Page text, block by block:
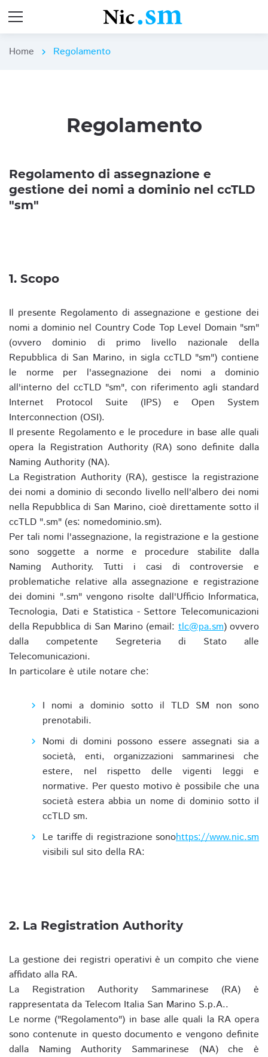
Home chevron_right Regolamento
Regolamento
Regolamento di assegnazione e
gestione dei nomi a dominio nel ccTLD
"sm"
1. Scopo
Il presente Regolamento di assegnazione e gestione dei
nomi a dominio nel Country Code Top Level Domain "sm"
(ovvero dominio di primo livello nazionale della
Repubblica di San Marino, in sigla ccTLD "sm") contiene
le norme per l'assegnazione dei nomi a dominio
all'interno del ccTLD "sm", con riferimento agli standard
Internet Protocol Suite (IPS) e Open System
Interconnection (OSI).
Il presente Regolamento e le procedure in base alle quali
opera la Registration Authority (RA) sono definite dalla
Naming Authority (NA).
La Registration Authority (RA), gestisce la registrazione
dei nomi a dominio di secondo livello nell'albero dei nomi
nella Repubblica di San Marino, cioè direttamente sotto il
ccTLD ".sm" (es: nomedominio.sm).
Per tali nomi l'assegnazione, la registrazione e la gestione
sono soggette a norme e procedure stabilite dalla
Naming Authority. Tutti i casi di controversie e
problematiche relative alla assegnazione e registrazione
dei domini ".sm" vengono risolte dall'Ufficio Informatica,
Tecnologia, Dati e Statistica - Settore Telecomunicazioni
della Repubblica di San Marino (email:tlc@pa.sm) ovvero
dalla competente Segreteria di Stato alle
Telecomunicazioni.
In particolare è utile notare che:
I nomi a dominio sotto il TLD SM non sono
prenotabili.
Nomi di domini possono essere assegnati sia a
società, enti, organizzazioni sammarinesi che
estere, nel rispetto delle vigenti leggi e
normative. Per questo motivo è possibile che una
società estera abbia un nome di dominio sotto il
ccTLD sm.
Le tariffe di registrazione sono
visibili sul sito della RA:
https://www.nic.sm
2. La Registration Authority
La gestione dei registri operativi è un compito che viene
affidato alla RA.
La Registration Authority Sammarinese (RA) è
rappresentata da Telecom Italia San Marino S.p.A..
Le norme ("Regolamento") in base alle quali la RA opera
sono contenute in questo documento e vengono definite
dalla Naming Authority Sammarinese (NA) che è